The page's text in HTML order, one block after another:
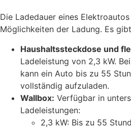
Die Ladedauer eines
Möglichkeiten der Ladung. Es
Haushaltssteckdose und
Ladeleistung von 2,3 kW.
kann ein Auto bis zu 55
vollständig aufzuladen.
Wallbox: Verfügbar in
Ladeleistungen:
2,3 kW: Bis zu 55